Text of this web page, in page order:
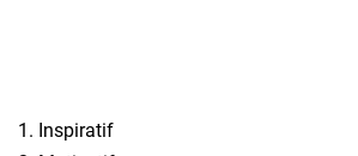
1. Inspiratif